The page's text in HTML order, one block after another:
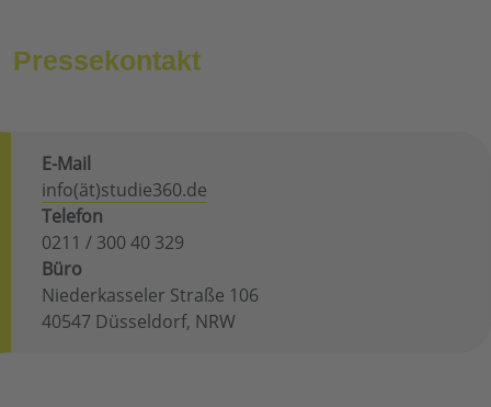
Pressekontakt
E-Mail
info(ät)studie360.de
Telefon
0211 / 300 40 329
Büro
Niederkasseler Straße 106
40547 Düsseldorf, NRW